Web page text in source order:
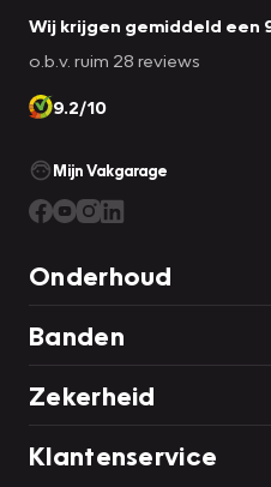
Wij krijgen gemiddeld een
o.b.v. ruim 28 reviews
9.2/10
Mijn Vakgarage
Onderhoud
Banden
Zekerheid
Klantenservice